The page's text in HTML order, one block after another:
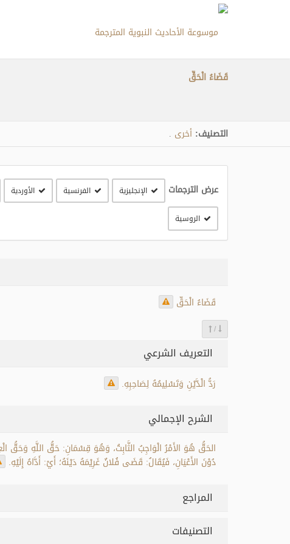
قَضَاءُ الْحَقِّ
التصنيف: أخرى
عرض الترجمات الإنجليزية الفرنسية الأوردية
الروسية
قَضَاءُ الْحَقِّ
/
التعريف الشرعي
رَدُّ الْدَّيْنِ وَتَسْلِيمُهُ لِصَاحِبِهِ.
الشرح الإجمالي
الحَقُّ هُوَ الأَمْرُ الْوَاجِبُ الثَّابِتُ، وَهُوَ قِسْمَانِ: حَقُّ اللَّهِ
دُوْنَ الأَعْيَانِ، فَيُقَالُ: قَضَى فُلانٌ غَرِيْمَهُ دَيْنَهُ؛ أَيْ: أَدَّاهُ إِلَيْهِ.
المراجع
التصنيفات